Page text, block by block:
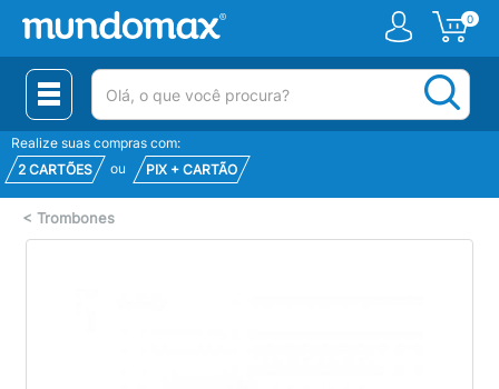
0
(pesquisar)
Realize suas compras com:
2 CARTÕES
ou PIX + CARTÃO
< Trombones